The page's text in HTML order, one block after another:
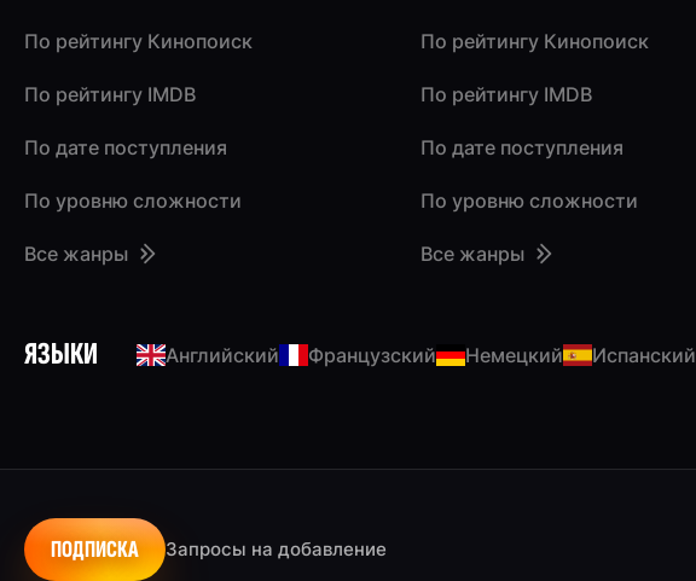
ЯЗЫКИ Английский Французский Немецкий Испанский
По рейтингу Кинопоиск
По рейтингу IMDB
По дате поступления
По уровню сложности
Все жанры
По рейтингу Кинопоиск
По рейтингу IMDB
По дате поступления
По уровню сложности
Все жанры
Запросы на добавление
ПОДПИСКА